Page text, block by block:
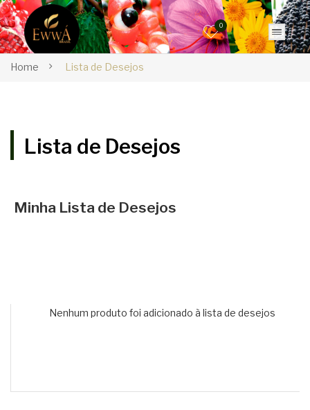
0
Home Lista de Desejos
Lista de Desejos
Minha Lista de Desejos
Nenhum produto foi adicionado à lista de desejos